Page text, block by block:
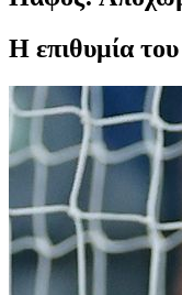
Η επιθυμία